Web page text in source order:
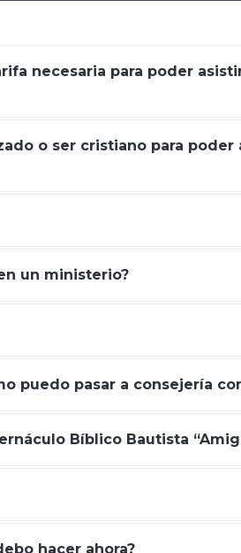
necesaria para poder
o ser cristiano para
un ministerio?
puedo pasar a consejería
Bíblico Bautista
hacer ahora?